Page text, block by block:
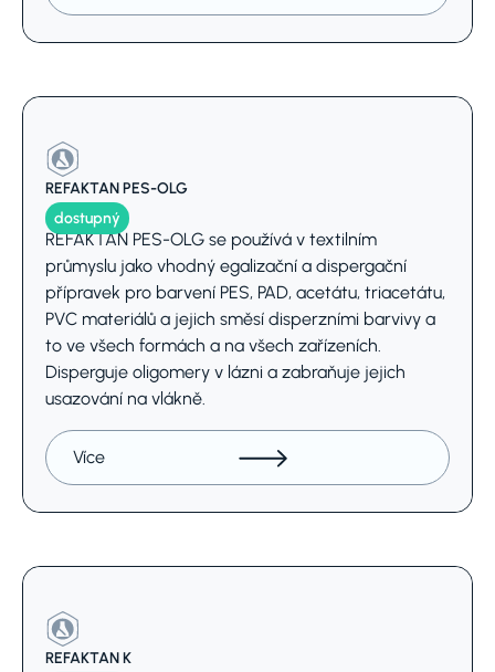
REFAKTAN PES-OLG
dostupný
REFAKTAN PES-OLG se používá v textilním
průmyslu jako vhodný egalizační a dispergační
přípravek pro barvení PES, PAD, acetátu, triacetátu,
PVC materiálů a jejich směsí disperzními barvivy a
to ve všech formách a na všech zařízeních.
Disperguje oligomery v lázni a zabraňuje jejich
usazování na vlákně.
Více
REFAKTAN K